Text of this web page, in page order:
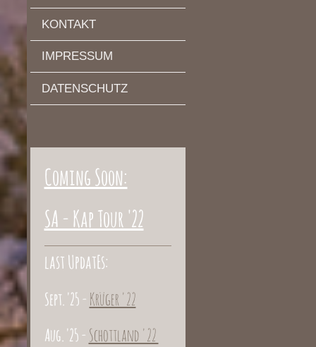
KONTAKT
IMPRESSUM
DATENSCHUTZ
Coming Soon:
SA - Kap Tour '22
last UpdatEs:
Sept. '25 - Krüger '22
Aug. '25 - Schottland '22